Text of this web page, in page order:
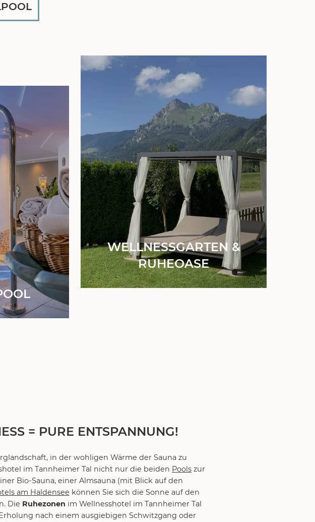
WELLNESSGARTEN &
RUHEOASE
= PURE ENTSPANNUNG!
in der wohligen Wärme der Sauna zu
im Tannheimer Tal nicht nur die beiden Pools zur
Bio-Sauna, einer Almsauna (mit Blick auf den
am Haldensee können Sie sich die Sonne auf den
Die Ruhezonen im Wellnesshotel im Tannheimer Tal
nach einem ausgiebigen Schwitzgang oder